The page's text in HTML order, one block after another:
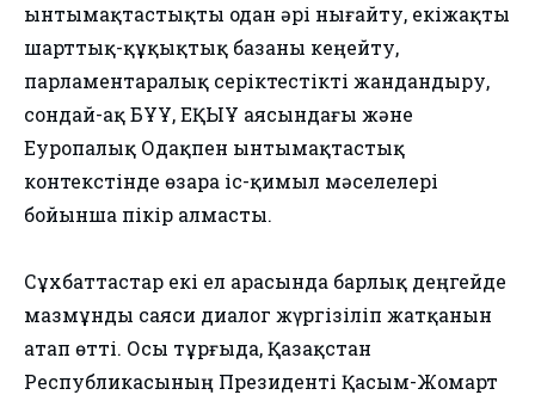
ынтымақтастықты одан әрі нығайту, екіжақты
шарттық-құқықтық базаны кеңейту,
парламентаралық серіктестікті жандандыру,
сондай-ақ БҰҰ, ЕҚЫҰ аясындағы және
Еуропалық Одақпен ынтымақтастық
контекстінде өзара іс-қимыл мәселелері
бойынша пікір алмасты.
Сұхбаттастар екі ел арасында барлық деңгейде
мазмұнды саяси диалог жүргізіліп жатқанын
атап өтті. Осы тұрғыда, Қазақстан
Республикасының Президенті Қасым-Жомарт